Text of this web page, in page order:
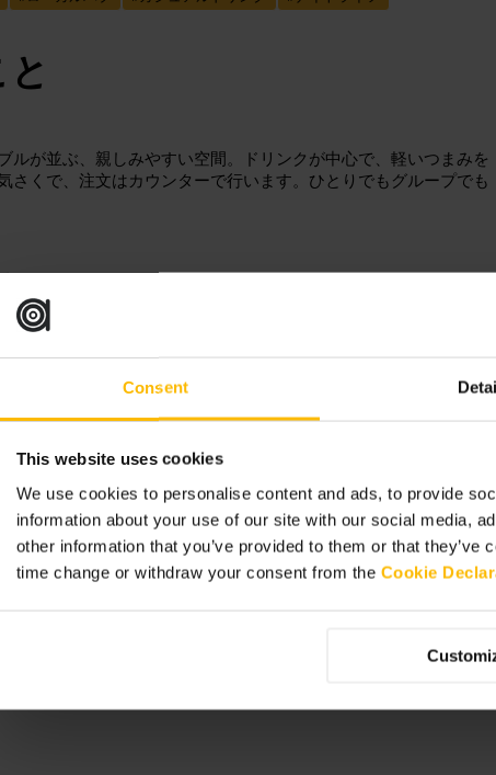
Consent
This website uses cookies
We use cookies to personalise content and ads, to provide
information about your use of our site with our social media,
other information that you’ve provided to them or that
time change or withdraw your consent from the Cookie
ルが並ぶ、親しみやすい空間。ドリンクが中心で、軽いつまみを
さくで、注文はカウンターで行います。ひとりでもグループでも
混みやすいので、早めに行くと座りやすいです。カウンターで注
プなら集合時間を決めておくと動きやすいです。夜はタクシーや
ださい。
ム ストリート, テンプル バー, ダブリン 2, D02 DX00, アイルラ
ンズ